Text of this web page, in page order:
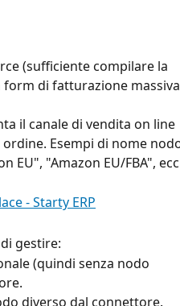
(sufficiente compilare la
di fatturazione massiva
il canale di vendita on line
Esempi di nome
EU", "Amazon EU/FBA",
gestire:
(quindi senza nodo
diverso dal connettore.